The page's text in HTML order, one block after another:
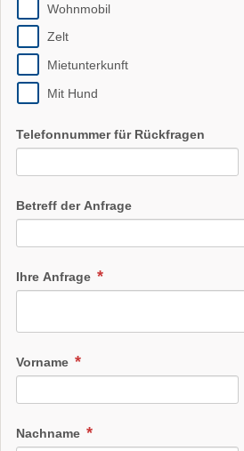
Wohnmobil
Zelt
Mietunterkunft
Mit Hund
Telefonnummer für Rückfragen
Betreff der Anfrage
Ihre Anfrage
Vorname
Nachname